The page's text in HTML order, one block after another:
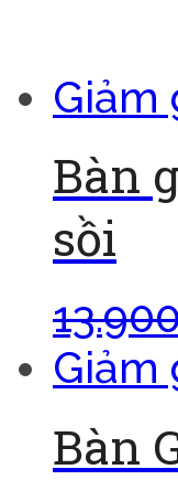
Giảm
Bàn
sồi
Giảm
Bàn